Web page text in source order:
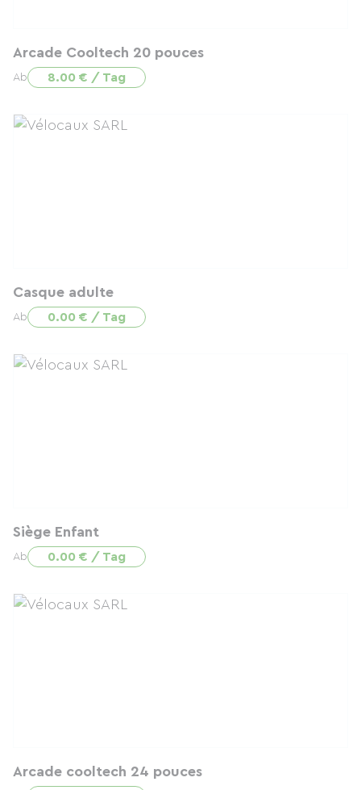
Arcade Cooltech 20 pouces
Ab 8.00 € / Tag
Casque adulte
Ab 0.00 € / Tag
Siège Enfant
Ab 0.00 € / Tag
Arcade cooltech 24 pouces